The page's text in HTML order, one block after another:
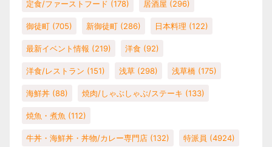
定食/ファーストフード (178) 居酒屋 (296)
御徒町 (705) 新御徒町 (286) 日本料理 (122)
最新イベント情報 (219) 洋食 (92)
洋食/レストラン (151) 浅草 (298) 浅草橋 (175)
海鮮丼 (88) 焼肉/しゃぶしゃぶ/ステーキ (133)
焼魚・煮魚 (112)
牛丼・海鮮丼・丼物/カレー専門店 (132) 特派員 (4924)